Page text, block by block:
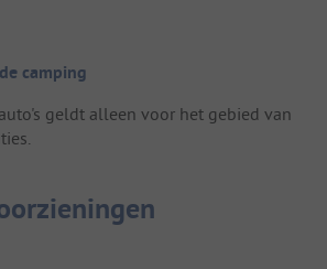
camping
geldt alleen voor het gebied van